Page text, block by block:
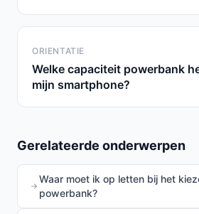
ORIENTATIE
Welke capaciteit powerbank
mijn smartphone?
Gerelateerde onderwerpen
Waar moet ik op letten bij het
powerbank?